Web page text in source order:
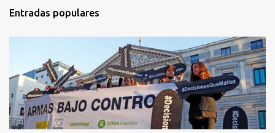
Entradas populares